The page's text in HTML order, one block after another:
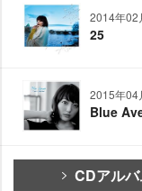
2014年02
25
2015年04
Blue
CDアル